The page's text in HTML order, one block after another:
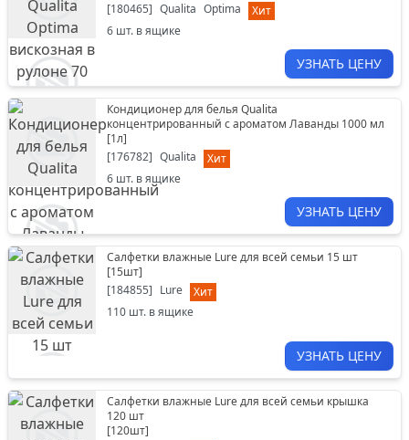
[180465] Qualita Optima
Хит
6 шт. в ящике
УЗНАТЬ ЦЕНУ
Кондиционер для белья Qualita
концентрированный с ароматом Лаванды 1000 мл
[1л]
[176782] Qualita
Хит
6 шт. в ящике
УЗНАТЬ ЦЕНУ
Салфетки влажные Lure для всей семьи 15 шт
[15шт]
[184855] Lure
Хит
110 шт. в ящике
УЗНАТЬ ЦЕНУ
Салфетки влажные Lure для всей семьи крышка
120 шт
[120шт]